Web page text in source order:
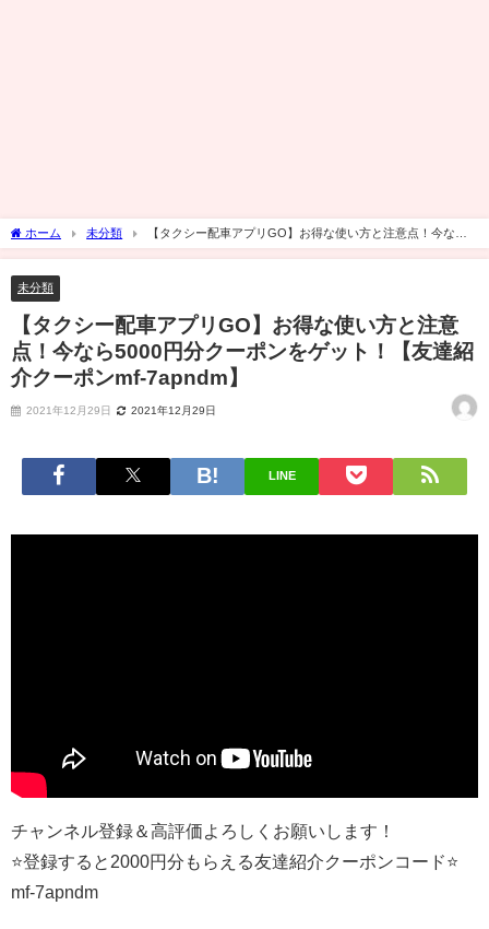
ホーム 未分類
【タクシー配車アプリGO】お得な使い方と注意点！今なら
5000円分クーポンをゲット！【友達紹介クーポンmf-7apndm】
未分類
【タクシー配車アプリGO】お得な使い方と注意
点！今なら5000円分クーポンをゲット！【友達紹
介クーポンmf-7apndm】
2021年12月29日 2021年12月29日
LINE
チャンネル登録＆高評価よろしくお願いします！
⭐️登録すると2000円分もらえる友達紹介クーポンコード⭐️
mf-7apndm